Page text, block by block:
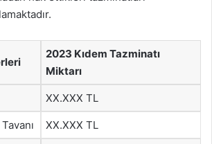
2023 Kıdem Tazminatı
Miktarı
XX.XXX TL
XX.XXX TL